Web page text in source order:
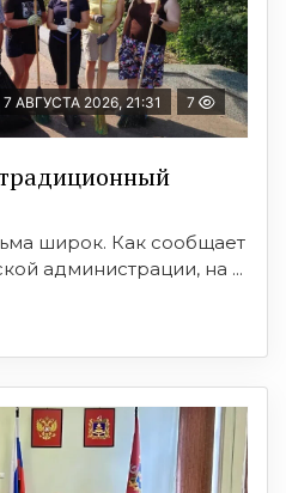
7 АВГУСТА 2026, 21:31 7
широк. Как сообщает
администрации, на ...